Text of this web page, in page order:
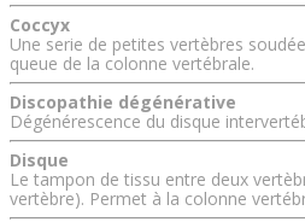
Coccyx
Une serie de petites vertèbres
queue de la colonne vertébrale.
Discopathie dégénérative
Dégénérescence du disque
Disque
Le tampon de tissu entre deux
vertèbre). Permet à la colonne